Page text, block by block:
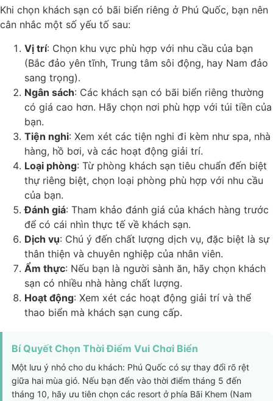
Khi chọn khách sạn có bãi biển riêng ở Phú Quốc, bạn nên
cân nhắc một số yếu tố sau:
Vị trí: Chọn khu vực phù hợp với nhu cầu của bạn
(Bắc đảo yên tĩnh, Trung tâm sôi động, hay Nam đảo
sang trọng).
Ngân sách: Các khách sạn có bãi biển riêng thường
có giá cao hơn. Hãy chọn nơi phù hợp với túi tiền của
bạn.
Tiện nghi: Xem xét các tiện nghi đi kèm như spa, nhà
hàng, hồ bơi, và các hoạt động giải trí.
Loại phòng: Từ phòng khách sạn tiêu chuẩn đến biệt
thự riêng biệt, chọn loại phòng phù hợp với nhu cầu
của bạn.
Đánh giá: Tham khảo đánh giá của khách hàng trước
để có cái nhìn thực tế về khách sạn.
Dịch vụ: Chú ý đến chất lượng dịch vụ, đặc biệt là sự
thân thiện và chuyên nghiệp của nhân viên.
Ẩm thực: Nếu bạn là người sành ăn, hãy chọn khách
sạn có nhiều nhà hàng chất lượng.
Hoạt động: Xem xét các hoạt động giải trí và thể
thao biển mà khách sạn cung cấp.
Bí Quyết Chọn Thời Điểm Vui Chơi Biển
Một lưu ý nhỏ cho du khách: Phú Quốc có sự thay đổi rõ rệt
giữa hai mùa gió. Nếu bạn đến vào thời điểm tháng 5 đến
tháng 10, hãy ưu tiên chọn các resort ở phía Bãi Khem (Nam